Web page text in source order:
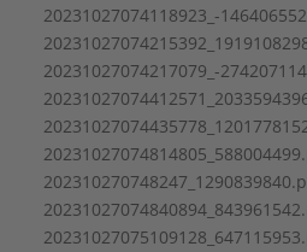
Nom. stroom:
10,9 A
Normmotor: Nee
Omgevingstemperatuur: -15 -
Toerenregeling motor:
Uitwendige buisdiameter
40 mm
Uitwendige buisdiameter
32 mm
Volumestroom (BEP):
10,71 m³/h
20231027074118923_-
20231027074217079_-